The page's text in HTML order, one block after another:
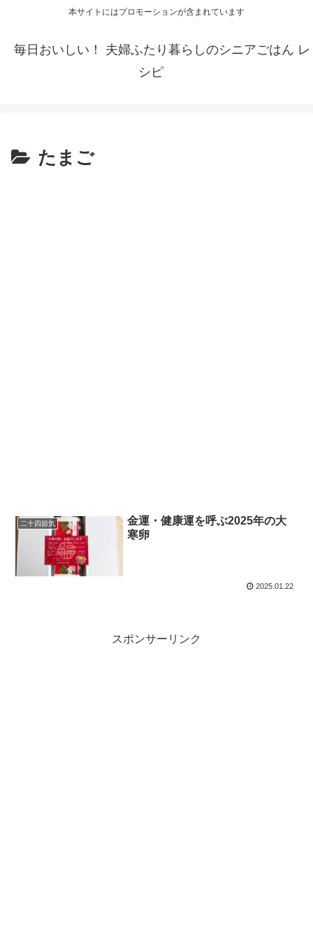
本サイトにはプロモーションが含まれています
毎日おいしい！ 夫婦ふたり暮らしのシニアごはん レ
シピ
たまご
二十四節気
金運・健康運を呼ぶ2025年の大
寒卵
2025.01.22
スポンサーリンク